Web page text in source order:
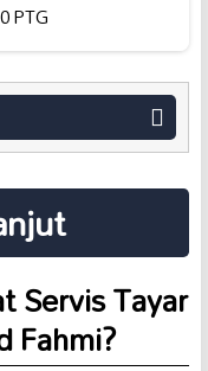
PTG
Servis Tayar
Fahmi?